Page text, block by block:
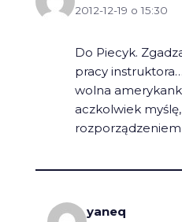
2012-12-19 o 15:30
Do Piecyk.
pracy
wolna
aczkolwiek
yaneq